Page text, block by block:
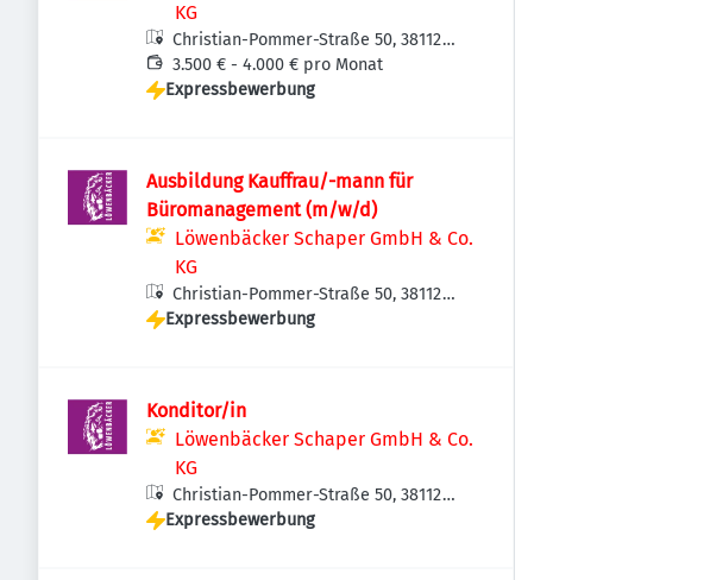
KG
Christian-Pommer-Straße 50, 38112
Braunschweig, Deutschland
3.500 € - 4.000 € pro Monat
Expressbewerbung
Ausbildung Kauffrau/-mann für
Büromanagement (m/w/d)
Löwenbäcker Schaper GmbH & Co.
KG
Christian-Pommer-Straße 50, 38112
Braunschweig, Deutschland
Expressbewerbung
Konditor/in
Löwenbäcker Schaper GmbH & Co.
KG
Christian-Pommer-Straße 50, 38112
Braunschweig, Deutschland
Expressbewerbung